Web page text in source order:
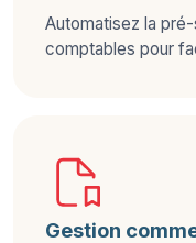
Automatisez la
comptables pour
Gestion